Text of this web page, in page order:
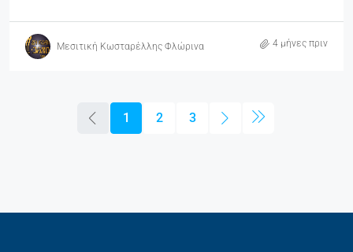
Μεσιτική Κωσταρέλλης Φλώρινα 4 μήνες πριν
1 2 3